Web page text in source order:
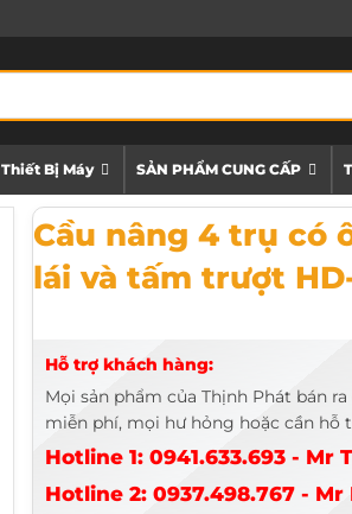
Thiết Bị Máy SẢN PHẨM CUNG CẤP
Cầu nâng 4 trụ có ô đĩa kiểm tra góc lái
Cầu nâng 4 trụ có
lái và tấm trượt
Hỗ trợ khách hàng:
Mọi sản phẩm của Thịnh Phát bán
miễn phí, mọi hư hỏng hoặc cần hỗ
Hotline 1: 0941.633.693 - Mr
Hotline 2: 0937.498.767 - Mr